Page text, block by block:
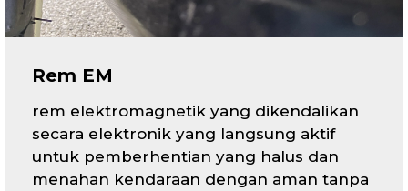
Rem EM
rem elektromagnetik yang dikendalikan
secara elektronik yang langsung aktif
untuk pemberhentian yang halus dan
menahan kendaraan dengan aman tanpa